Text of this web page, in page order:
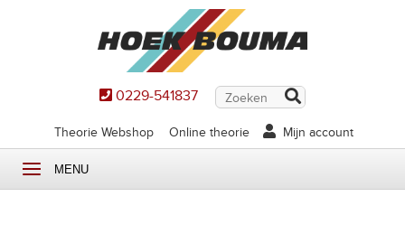
0229-541837
Theorie Webshop Online theorie Mijn account
MENU